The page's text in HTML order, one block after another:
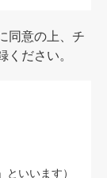
同意の上、チ
ださい。
いいます）